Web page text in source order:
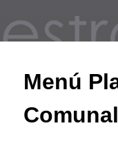
Menú
Comunal